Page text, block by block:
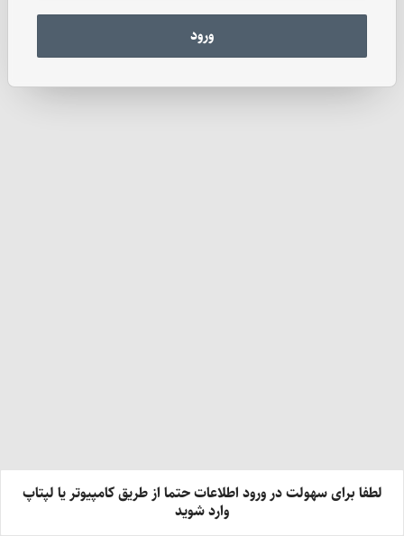
ورود
لطفا برای سهولت در ورود اطلاعات حتما از طریق کامپیوتر یا لپتاپ
وارد شوید